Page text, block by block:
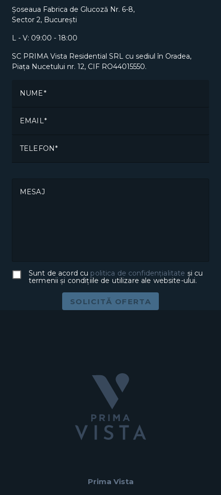
Șoseaua Fabrica de Glucoză Nr. 6-8,
Sector 2, București
L - V: 09:00 - 18:00
SC PRIMA Vista Residential SRL cu sediul în Oradea,
Piața Nucetului nr. 12, CIF RO44015550.
NUME
EMAIL
TELEFON
MESAJ
Sunt de acord cu politica de confidențialitate și cu
termenii și condițiile de utilizare ale website-ului.
SOLICITĂ OFERTA
Prima Vista